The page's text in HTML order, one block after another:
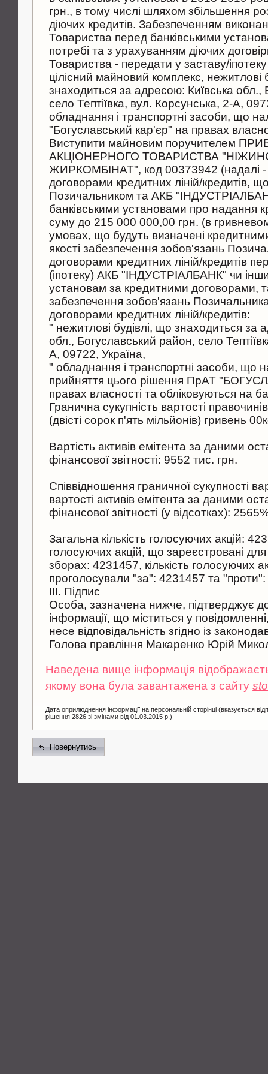
грн., в тому числі шляхом збільшення
діючих кредитів. Забезпеченням
Товариства перед банківськими
потребі та з урахуванням діючих
Товариства - передати у заставу/
цілісний майновий комплекс, нежитлові
знаходиться за адресою: Київська обл.,
село Тептіївка, вул. Корсунська, 2-А,
обладнання і транспортні засоби, що
"Богуславський кар'єр" на правах
Виступити майновим поручителем
АКЦІОНЕРНОГО ТОВАРИСТВА
ЖИРКОМБІНАТ", код 00373942 (надалі -
договорами кредитних ліній/кредитів,
Позичальником та АКБ
банківськими установами про надання
суму до 215 000 000,00 грн. (в
умовах, що будуть визначені
якості забезпечення зобов'язань
договорами кредитних ліній/кредитів
(іпотеку) АКБ "ІНДУСТРІАЛБАНК" чи
установам за кредитними договорами,
забезпечення зобов'язань
договорами кредитних ліній/кредитів:
" нежитлові будівлі, що знаходиться за
обл., Богуславський район, село
А, 09722, Україна,
" обладнання і транспортні засоби, що
прийняття цього рішення ПрАТ
правах власності та обліковуються на
Гранична сукупність вартості
(двісті сорок п'ять мільйонів) гривень
Вартість активів емітента за даними
фінансової звітності: 9552 тис. грн.
Співвідношення граничної сукупності
вартості активів емітента за даними
фінансової звітності (у відсотках):
Загальна кількість голосуючих акцій:
голосуючих акцій, що зареєстровані для
зборах: 4231457, кількість голосуючих
проголосували "за": 4231457 та
III. Підпис
Особа, зазначена нижче, підтверджує
інформації, що міститься у
несе відповідальність згідно із
Голова правління Макаренко Юрій
Наведена вище інформація
якому вона була завантажена з сайту
Дата оприлюднення інформації на персональній сторінці (вказується
рішення 2826 зі змінами від 01.03.2015 р.)
Повернутись